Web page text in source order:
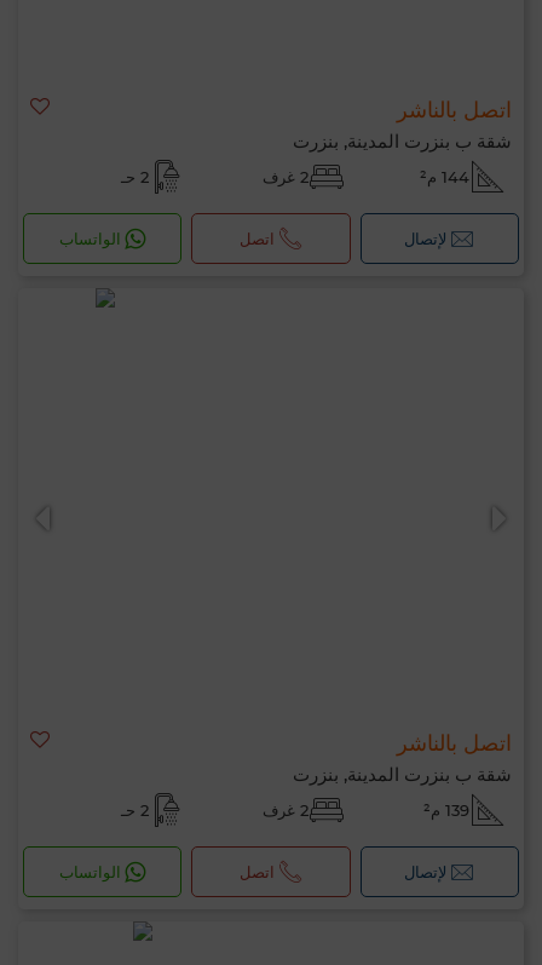
اتصل بالناشر
شقة ب بنزرت المدينة, بنزرت
144 م² 2 غرف 2 حـ
لإتصال اتصل الواتساب
اتصل بالناشر
شقة ب بنزرت المدينة, بنزرت
139 م² 2 غرف 2 حـ
لإتصال اتصل الواتساب